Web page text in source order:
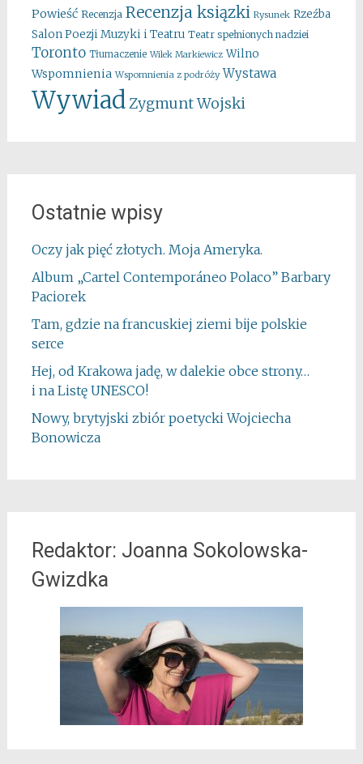
Powieść Recenzja Recenzja ksiązki Rysunek Rzeźba
Salon Poezji Muzyki i Teatru Teatr spełnionych nadziei
Toronto Tłumaczenie Wilek Markiewicz Wilno
Wspomnienia Wspomnienia z podróży Wystawa
WywiadZygmunt Wojski
Ostatnie wpisy
Oczy jak pięć złotych. Moja Ameryka.
Album „Cartel Contemporáneo Polaco” Barbary
Paciorek
Tam, gdzie na francuskiej ziemi bije polskie
serce
Hej, od Krakowa jadę, w dalekie obce strony…
i na Listę UNESCO!
Nowy, brytyjski zbiór poetycki Wojciecha
Bonowicza
Redaktor: Joanna Sokolowska-
Gwizdka